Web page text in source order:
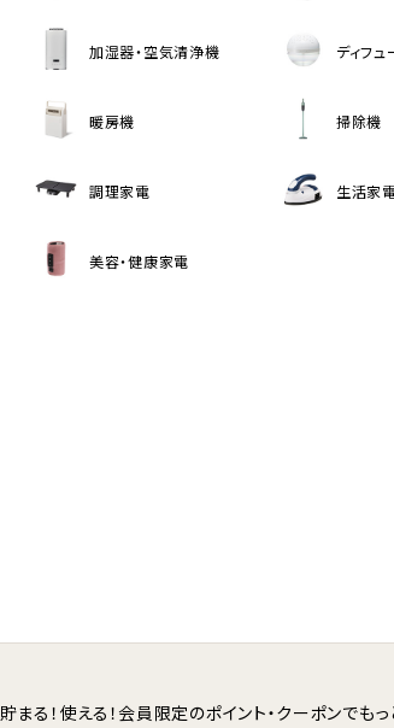
加湿器・空気清浄機 ディフ
暖房機 掃除機
調理家電 生活家
美容・健康家電
貯まる！使える！会員限定のポイント・クーポンでも